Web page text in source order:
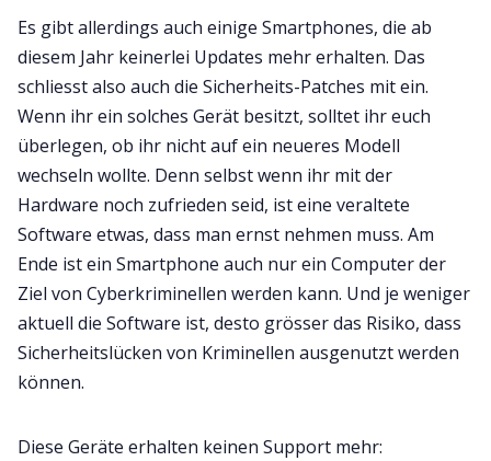
Es gibt allerdings auch einige Smartphones, die ab
diesem Jahr keinerlei Updates mehr erhalten. Das
schliesst also auch die Sicherheits-Patches mit ein.
Wenn ihr ein solches Gerät besitzt, solltet ihr euch
überlegen, ob ihr nicht auf ein neueres Modell
wechseln wollte. Denn selbst wenn ihr mit der
Hardware noch zufrieden seid, ist eine veraltete
Software etwas, dass man ernst nehmen muss. Am
Ende ist ein Smartphone auch nur ein Computer der
Ziel von Cyberkriminellen werden kann. Und je weniger
aktuell die Software ist, desto grösser das Risiko, dass
Sicherheitslücken von Kriminellen ausgenutzt werden
können.
Diese Geräte erhalten keinen Support mehr: